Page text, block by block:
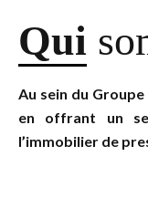
Qui
Au sein du Groupe
en offrant un
l’immobilier de